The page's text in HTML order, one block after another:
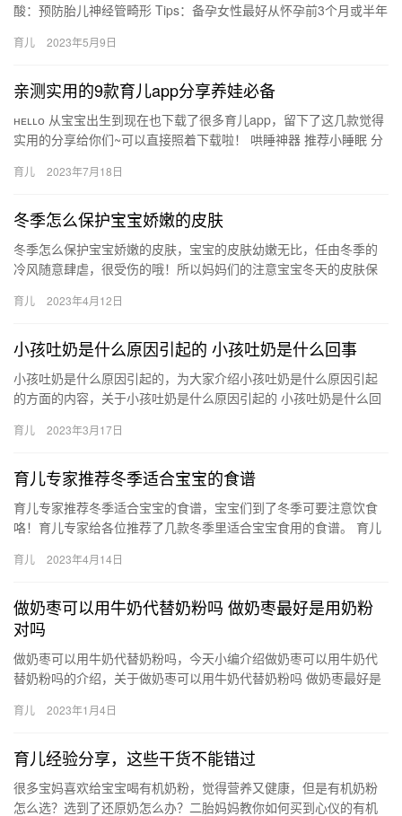
酸：预防胎儿神经管畸形 Tips：备孕女性最好从怀孕前3个月或半年
育儿 2023年5月9日
亲测实用的9款育儿app分享养娃必备
ʜᴇʟʟᴏ 从宝宝出生到现在也下载了很多育儿app，留下了这几款觉得
实用的分享给你们~可以直接照着下载啦！ 哄睡神器 推荐小睡眠 分
育儿 2023年7月18日
冬季怎么保护宝宝娇嫩的皮肤
冬季怎么保护宝宝娇嫩的皮肤，宝宝的皮肤幼嫩无比，任由冬季的
冷风随意肆虐，很受伤的哦！所以妈妈们的注意宝宝冬天的皮肤保
气…
育儿 2023年4月12日
小孩吐奶是什么原因引起的 小孩吐奶是什么回事
小孩吐奶是什么原因引起的，为大家介绍小孩吐奶是什么原因引起
的方面的内容，关于小孩吐奶是什么原因引起的 小孩吐奶是什么回
精…
育儿 2023年3月17日
育儿专家推荐冬季适合宝宝的食谱
育儿专家推荐冬季适合宝宝的食谱，宝宝们到了冬季可要注意饮食
咯！育儿专家给各位推荐了几款冬季里适合宝宝食用的食谱。 育儿
太…
育儿 2023年4月14日
做奶枣可以用牛奶代替奶粉吗 做奶枣最好是用奶粉
对吗
做奶枣可以用牛奶代替奶粉吗，今天小编介绍做奶枣可以用牛奶代
替奶粉吗的介绍，关于做奶枣可以用牛奶代替奶粉吗 做奶枣最好是
要…
育儿 2023年1月4日
育儿经验分享，这些干货不能错过
很多宝妈喜欢给宝宝喝有机奶粉，觉得营养又健康，但是有机奶粉
怎么选？选到了还原奶怎么办？二胎妈妈教你如何买到心仪的有机